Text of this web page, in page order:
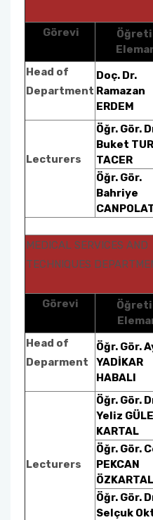
Görevi
Head of
Department
Doç. Dr.
Ramazan
ERDEM
Lecturers
Öğr. Gör.
Buket
TACER
Öğr. Gör.
Bahriye
MEDICAL SERVICES AND
TECHNIQUES
Görevi
Head of
Deparment
Öğr. Gör.
YADİKAR
HABALI
Lecturers
Öğr. Gör.
Yeliz
KARTAL
Öğr. Gör.
PEKCAN
ÖZKARTAL
Öğr. Gör.
Selçuk